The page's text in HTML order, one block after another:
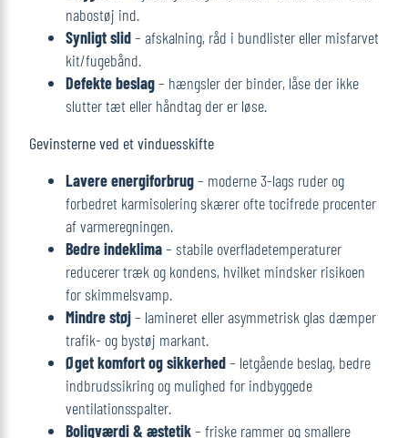
nabostøj ind.
Synligt slid– afskalning, råd i bundlister eller misfarvet
kit/fugebånd.
Defekte beslag– hængsler der binder, låse der ikke
slutter tæt eller håndtag der er løse.
Gevinsterne ved et vinduesskifte
Lavere energiforbrug– moderne 3-lags ruder og
forbedret karmisolering skærer ofte tocifrede procenter
af varmeregningen.
Bedre indeklima– stabile overfladetemperaturer
reducerer træk og kondens, hvilket mindsker risikoen
for skimmelsvamp.
Mindre støj– lamineret eller asymmetrisk glas dæmper
trafik- og bystøj markant.
Øget komfort og sikkerhed– letgående beslag, bedre
indbrudssikring og mulighed for indbyggede
ventilationsspalter.
Boligværdi & æstetik– friske rammer og smallere